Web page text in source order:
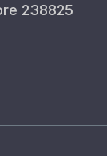
238825